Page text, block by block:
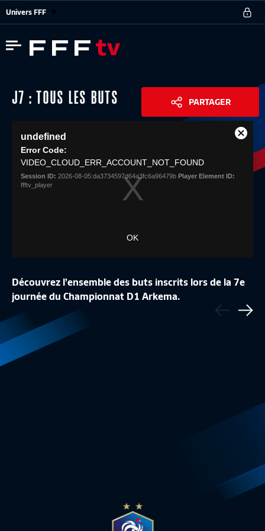
Univers FFF
J7 : TOUS LES BUTS PARTAGER
Share
modal
undefined
Error Code:
VIDEO_CLOUD_ERR_ACCOUNT_NOT_FOUND
Session ID: 2026-08-05:da3734597d64a3fc6a96479b Player Element ID:
ffftv_player
OK
Close
Modal
Découvrez l’ensemble des buts inscrits lors de la 7e
journée du Championnat D1 Arkema.Précédent
D1 Arkema
J18 : TOUS LES